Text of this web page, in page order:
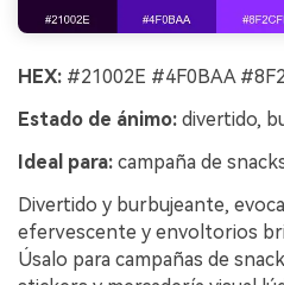
HEX: #21002E #4F0BAA
Estado de ánimo: divertido,
Ideal para: campaña de
Divertido y burbujeante,
efervescente y envoltorios
Úsalo para campañas de